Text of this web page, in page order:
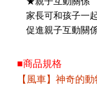
家長可和孩子一
促進親子互動關係
■商品規格
【風車】神奇的